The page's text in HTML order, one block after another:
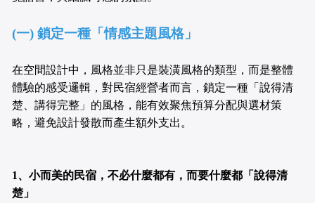
(一) 鎖定一種「情感主題風格」
在空間設計中，風格並非只是裝潢風格的類型，而是整體
體驗的感受邏輯，對民宿經營者而言，鎖定一種「說得清
楚、講得完整」的風格，能有效聚焦預算分配與選材策
略，避免設計發散而產生額外支出。
1、小而美的民宿，不必什麼都有，而要什麼都「說得清
楚」